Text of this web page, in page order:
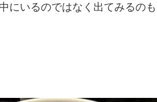
にいるのではなく出てみるの